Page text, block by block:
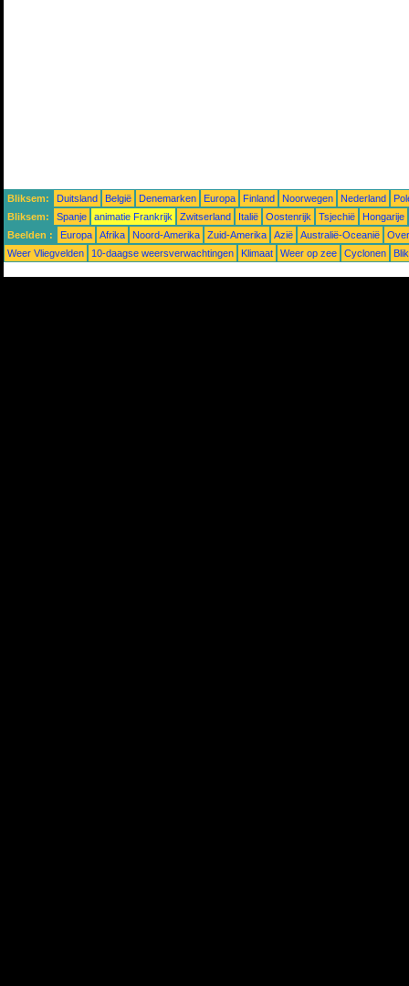
Bliksem: Duitsland België Denemarken Europa Finland Noorwegen Nederland
Bliksem:
Spanje animatie Frankrijk Zwitserland Italië Oostenrijk Tsjechië
Hongarije
Beelden :
Europa Afrika Noord-Amerika Zuid-Amerika Azië Australië-Oceanië
Weer Vliegvelden
10-daagse weersverwachtingen Klimaat Weer op zee Cyclonen